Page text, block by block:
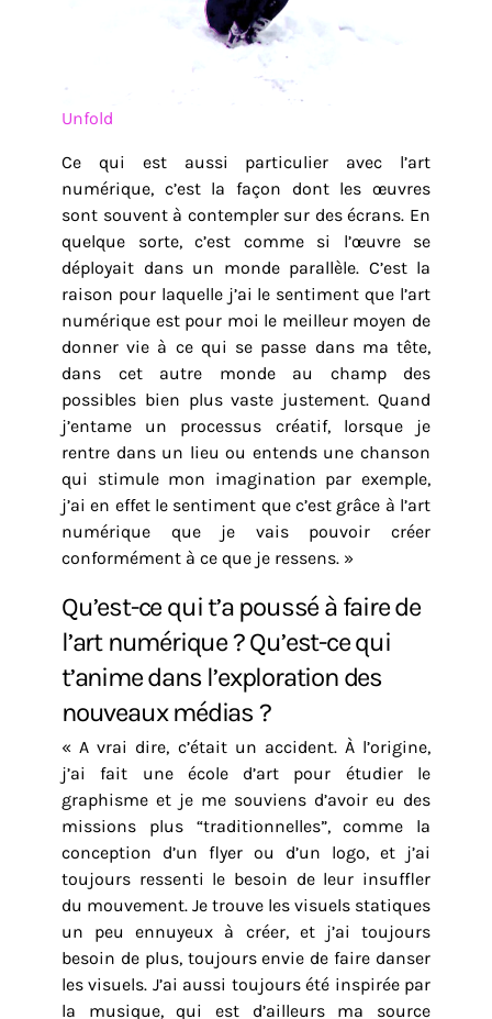
Unfold
Ce qui est aussi particulier avec l’art
numérique, c’est la façon dont les œuvres
sont souvent à contempler sur des écrans. En
quelque sorte, c’est comme si l’œuvre se
déployait dans un monde parallèle. C’est la
raison pour laquelle j’ai le sentiment que l’art
numérique est pour moi le meilleur moyen de
donner vie à ce qui se passe dans ma tête,
dans cet autre monde au champ des
possibles bien plus vaste justement. Quand
j’entame un processus créatif, lorsque je
rentre dans un lieu ou entends une chanson
qui stimule mon imagination par exemple,
j’ai en effet le sentiment que c’est grâce à l’art
numérique que je vais pouvoir créer
conformément à ce que je ressens. »
Qu’est-ce qui t’a poussé à faire de
l’art numérique ? Qu’est-ce qui
t’anime dans l’exploration des
nouveaux médias ?
« A vrai dire, c’était un accident. À l’origine,
j’ai fait une école d’art pour étudier le
graphisme et je me souviens d’avoir eu des
missions plus “traditionnelles”, comme la
conception d’un flyer ou d’un logo, et j’ai
toujours ressenti le besoin de leur insuffler
du mouvement. Je trouve les visuels statiques
un peu ennuyeux à créer, et j’ai toujours
besoin de plus, toujours envie de faire danser
les visuels. J’ai aussi toujours été inspirée par
la musique, qui est d’ailleurs ma source